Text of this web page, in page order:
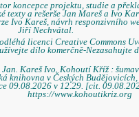
koncepce projektu, studie a
texty a rešerše Jan Mareš a Ivo
Ivo Kareš, návrh responzivního
Jiří Nechvátal.
licenci Creative Commons
dílo komerčně-Nezasahujte
Kareš Ivo. Kohoutí Kříž :
knihovna v Českých
09.08.2026 v 12.29. [cit.
https://www.kohoutikriz.org